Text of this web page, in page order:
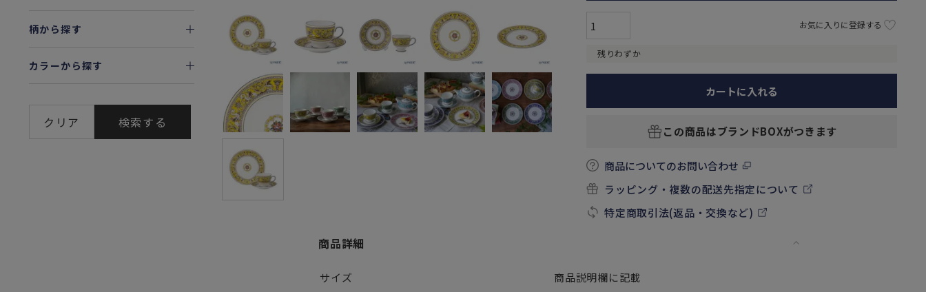
柄から探す
カラーから探す
クリア 検索する
残りわずか
お気に入りに登録する
カートに入れる
この商品はブランドBOXがつきます
商品についてのお問い合わせ
ラッピング・複数の配送先指定について
特定商取引法(返品・交換など)
商品詳細
サイズ 商品説明欄に記載